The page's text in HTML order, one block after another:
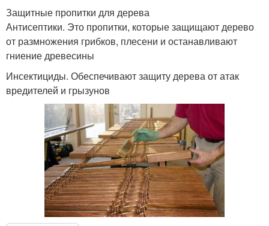
Защитные пропитки для дерева
Антисептики. Это пропитки, которые защищают дерево
от размножения грибков, плесени и останавливают
гниение древесины
Инсектициды. Обеспечивают защиту дерева от атак
вредителей и грызунов